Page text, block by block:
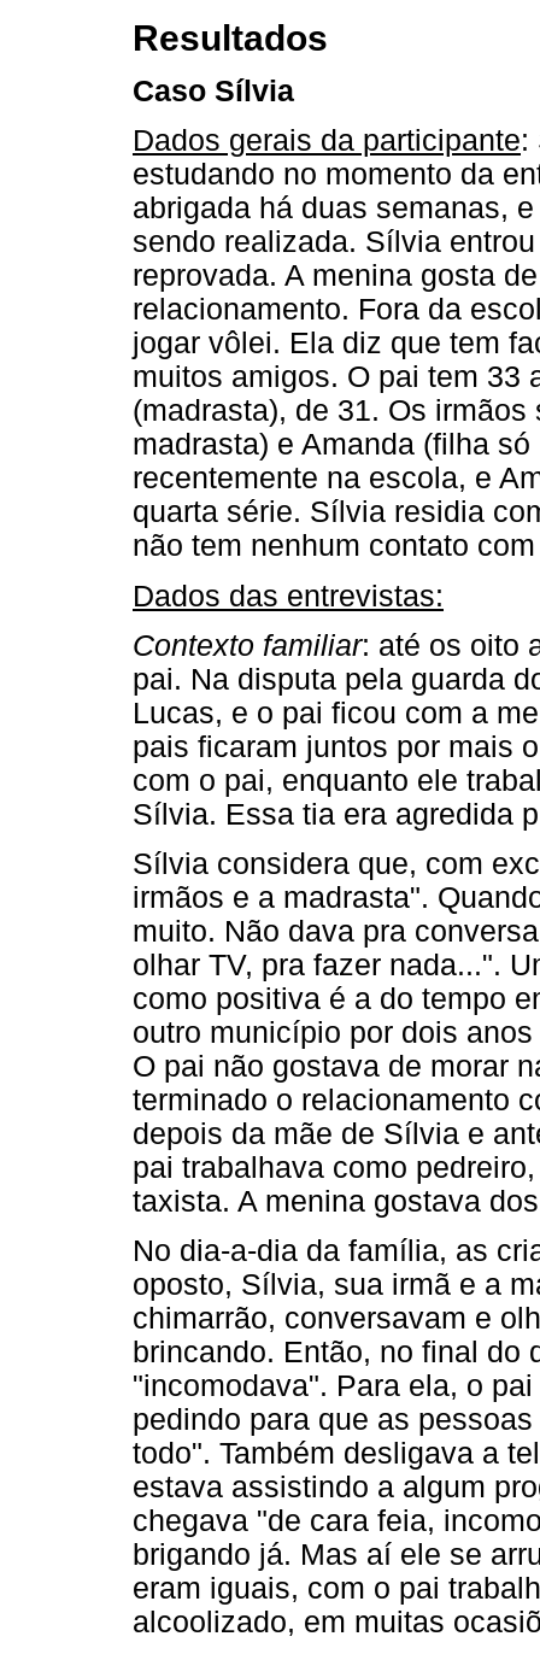
Resultados
Caso Sílvia
Dados gerais da participante:
estudando no momento da
abrigada há duas semanas,
sendo realizada. Sílvia
reprovada. A menina gosta
relacionamento. Fora da
jogar vôlei. Ela diz que tem
muitos amigos. O pai tem 33
(madrasta), de 31. Os
madrasta) e Amanda (filha
recentemente na escola, e
quarta série. Sílvia residia
não tem nenhum contato
Dados das entrevistas:
Contexto familiar: até os oito
pai. Na disputa pela guarda
Lucas, e o pai ficou com a
pais ficaram juntos por mais
com o pai, enquanto ele
Sílvia. Essa tia era agredida
Sílvia considera que, com
irmãos e a madrasta".
muito. Não dava pra
olhar TV, pra fazer nada...".
como positiva é a do tempo
outro município por dois
O pai não gostava de morar
terminado o relacionamento
depois da mãe de Sílvia e
pai trabalhava como
taxista. A menina gostava
No dia-a-dia da família, as
oposto, Sílvia, sua irmã e a
chimarrão, conversavam e
brincando. Então, no final do
"incomodava". Para ela, o
pedindo para que as
todo". Também desligava a
estava assistindo a algum
chegava "de cara feia,
brigando já. Mas aí ele se
eram iguais, com o pai
alcoolizado, em muitas